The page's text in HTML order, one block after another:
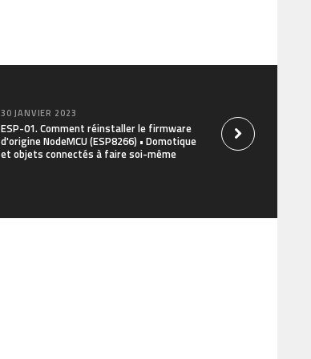
30 JANVIER 2023
ESP-01. Comment réinstaller le firmware
d'origine NodeMCU (ESP8266) • Domotique
et objets connectés à faire soi-même
Commandes Linux
et le Terminal
installer, mettre à